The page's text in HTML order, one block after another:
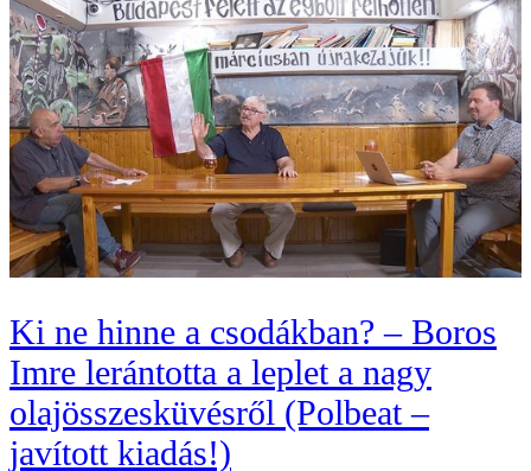
Ki ne hinne a csodákban? – Boros
Imre lerántotta a leplet a nagy
olajösszesküvésről (Polbeat –
javított kiadás!)